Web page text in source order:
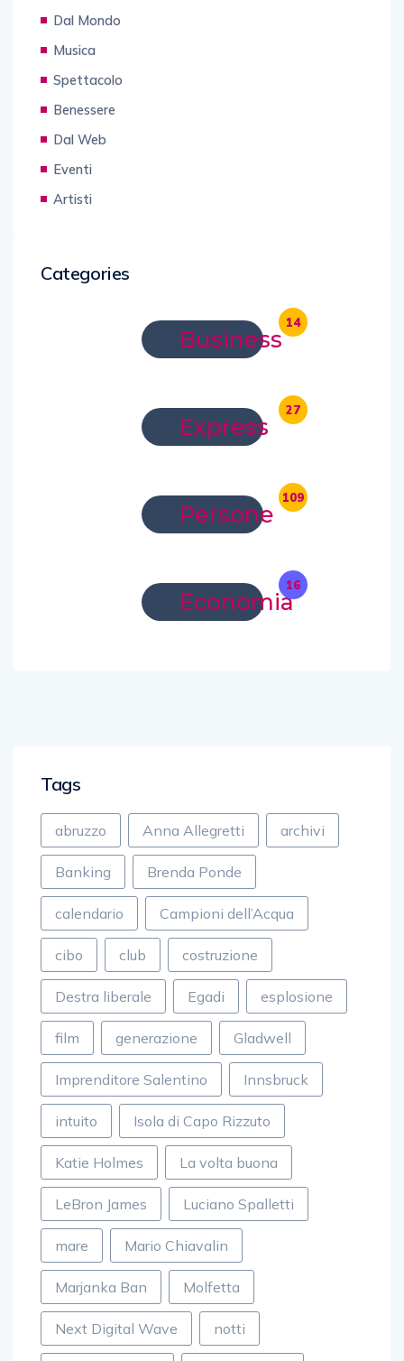
Dal Mondo
Musica
Spettacolo
Benessere
Dal Web
Eventi
Artisti
Categories
Business
14
Express
27
Persone
109
Economia
16
Tags
abruzzo Anna Allegretti archivi
Banking Brenda Ponde
calendario Campioni dell’Acqua
cibo club costruzione
Destra liberale Egadi esplosione
film generazione Gladwell
Imprenditore Salentino Innsbruck
intuito Isola di Capo Rizzuto
Katie Holmes La volta buona
LeBron James Luciano Spalletti
mare Mario Chiavalin
Marjanka Ban Molfetta
Next Digital Wave notti